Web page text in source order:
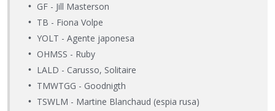
GF - Jill Masterson
TB - Fiona Volpe
YOLT - Agente japonesa
OHMSS - Ruby
LALD - Carusso, Solitaire
TMWTGG - Goodnigth
TSWLM - Martine Blanchaud (espia rusa)